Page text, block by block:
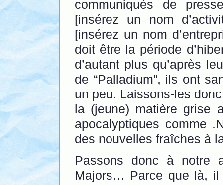
communiqués de
[insérez un nom
[insérez un nom
doit être la période
d’autant plus qu’après
de “Palladium”, ils ont
un peu. Laissons-les
la (jeune) matière grise
apocalyptiques comme
des nouvelles fraîches à
Passons donc à notre
Majors… Parce que là,